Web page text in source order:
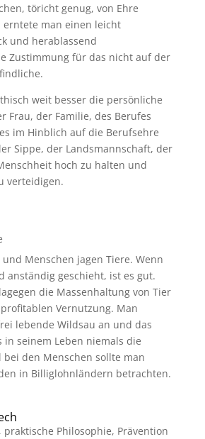
töricht genug, von Ehre
man einen leicht
und herablassend
Zustimmung für das nicht auf der
weit besser die persönliche
Frau, der Familie, des Berufes
im Hinblich auf die Berufsehre
Sippe, der Landsmannschaft, der
hoch zu halten und
verteidigen.
Menschen jagen Tiere. Wenn
anständig geschieht, ist es gut.
die Massenhaltung von Tier
Vernutzung. Man
lebende Wildsau an und das
in seinem Leben niemals die
bei den Menschen sollte man
in Billiglohnländern betrachten.
, praktische Philosophie, Prävention